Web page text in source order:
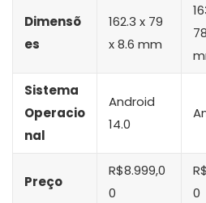
Dimensõ
es
162.3 x 79
x 8.6 mm
Sistema
Operacio
nal
Android
14.0
Preço
R$8.999,0
0
0